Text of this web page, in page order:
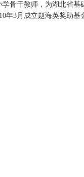
骨干教师，为湖北省基
年3月成立赵海英奖助基